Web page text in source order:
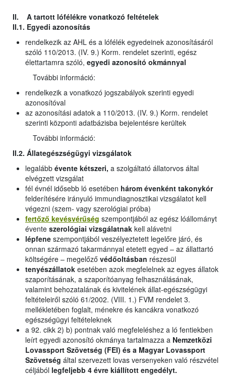
II. A tartott lófélékre vonatkozó feltételek
II.1. Egyedi azonosítás
rendelkezik az AHL és a lófélék egyedeinek azonosításáról
szóló 110/2013. (IV. 9.) Korm. rendelet szerinti, egész
élettartamra szóló, egyedi azonosító okmánnyal
További információ:
rendelkezik a vonatkozó jogszabályok szerinti egyedi
azonosítóval
az azonosítási adatok a 110/2013. (IV. 9.) Korm. rendelet
szerinti központi adatbázisba bejelentésre kerültek
További információ:
II.2. Állategészségügyi vizsgálatok
legalább évente kétszeri, a szolgáltató állatorvos által
elvégzett vizsgálat
fél évnél idősebb ló esetében három évenként takonykór
felderítésére irányuló immundiagnosztikai vizsgálatot kell
végezni (szem- vagy szerológiai próba)
fertőző kevésvérűség szempontjából az egész lóállományt
évente szerológiai vizsgálatnak kell alávetni
lépfene szempontjából veszélyeztetett legelőre járó, és
onnan származó takarmánnyal etetett egyed – az állattartó
költségére – megelőző védőoltásban részesül
tenyészállatok esetében azok megfelelnek az egyes állatok
szaporításának, a szaporítóanyag felhasználásának,
valamint behozatalának és kivitelének állat-egészségügyi
feltételeiről szóló 61/2002. (VIII. 1.) FVM rendelet 3.
mellékletében foglalt, ménekre és kancákra vonatkozó
egészségügyi feltételeknek
a 92. cikk 2) b) pontnak való megfeleléshez a ló fentiekben
leírt egyedi azonosító okmánya tartalmazza a Nemzetközi
Lovassport Szövetség (FEI) és a Magyar Lovassport
Szövetség által szervezett lovas versenyeken való részvétel
céljából legfeljebb 4 évre kiállított engedélyt.